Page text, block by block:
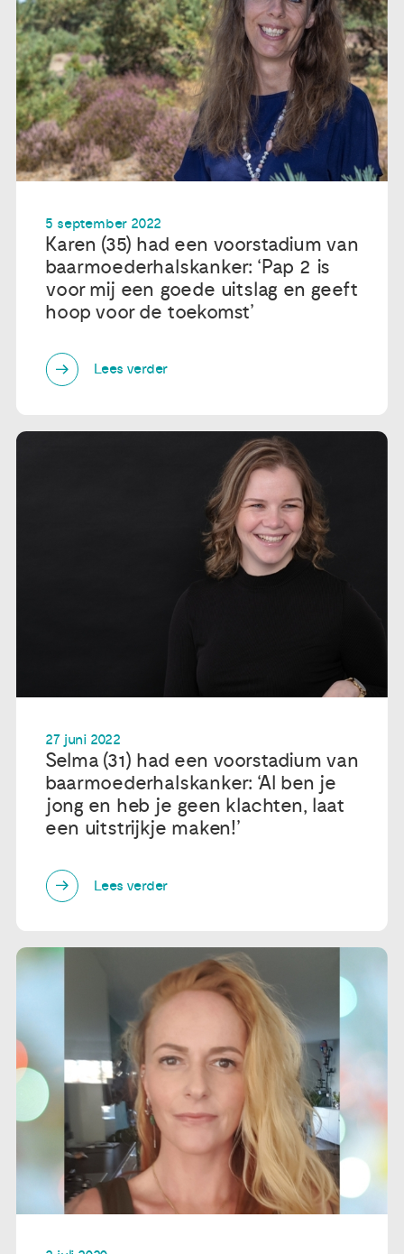
5 september 2022
Karen (35) had een voorstadium van
baarmoederhalskanker: ‘Pap 2 is
voor mij een goede uitslag en geeft
hoop voor de toekomst’
Lees verder
27 juni 2022
Selma (31) had een voorstadium van
baarmoederhalskanker: ‘Al ben je
jong en heb je geen klachten, laat
een uitstrijkje maken!’
Lees verder